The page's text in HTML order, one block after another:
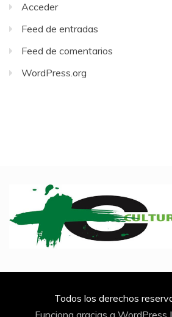
Acceder
Feed de entradas
Feed de comentarios
WordPress.org
Todos los derechos
Funciona gracias a WordPress |